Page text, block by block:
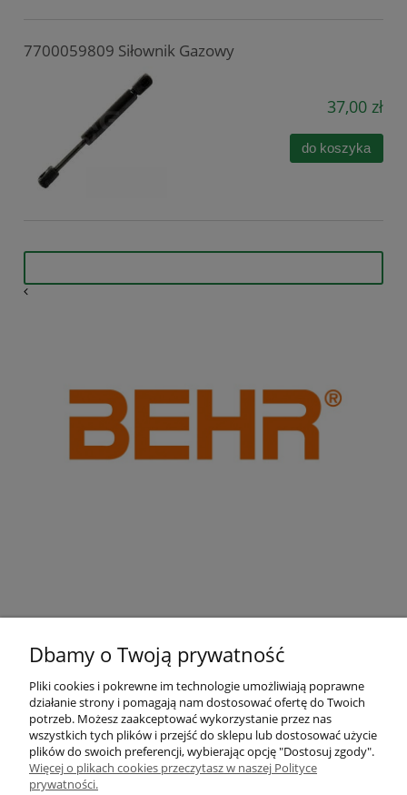
7700059809 Siłownik Gazowy
37,00 zł
do koszyka
Pomoc
Moje konto
Dbamy o Twoją prywatność
Pliki cookies i pokrewne im technologie umożliwiają poprawne
działanie strony i pomagają nam dostosować ofertę do Twoich
potrzeb. Możesz zaakceptować wykorzystanie przez nas
wszystkich tych plików i przejść do sklepu lub dostosować użycie
plików do swoich preferencji, wybierając opcję "Dostosuj zgody".
Więcej o plikach cookies przeczytasz w naszej Polityce
prywatności.